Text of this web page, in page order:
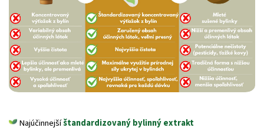
Najúčinnejšíštandardizovaný bylinný extrakt